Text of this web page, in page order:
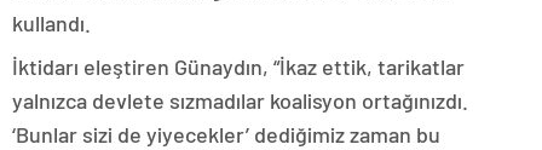
kullandı.
İktidarı eleştiren Günaydın, “İkaz ettik, tarikatlar
yalnızca devlete sızmadılar koalisyon ortağınızdı.
‘Bunlar sizi de yiyecekler’ dediğimiz zaman bu